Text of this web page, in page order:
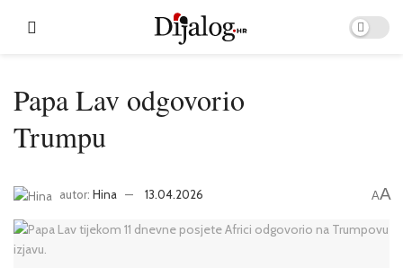
Papa Lav odgovorio
Trumpu
autor: Hina 13.04.2026 AA